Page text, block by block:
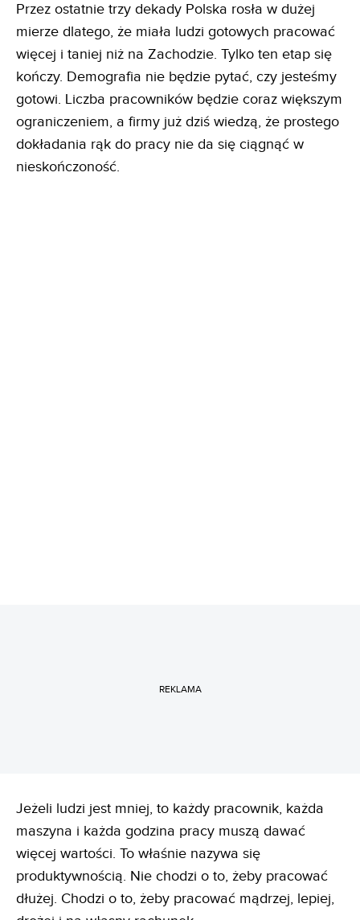
Przez ostatnie trzy dekady Polska rosła w dużej
mierze dlatego, że miała ludzi gotowych pracować
więcej i taniej niż na Zachodzie. Tylko ten etap się
kończy. Demografia nie będzie pytać, czy jesteśmy
gotowi. Liczba pracowników będzie coraz większym
ograniczeniem, a firmy już dziś wiedzą, że prostego
dokładania rąk do pracy nie da się ciągnąć w
nieskończoność.
REKLAMA
Jeżeli ludzi jest mniej, to każdy pracownik, każda
maszyna i każda godzina pracy muszą dawać
więcej wartości. To właśnie nazywa się
produktywnością. Nie chodzi o to, żeby pracować
dłużej. Chodzi o to, żeby pracować mądrzej, lepiej,